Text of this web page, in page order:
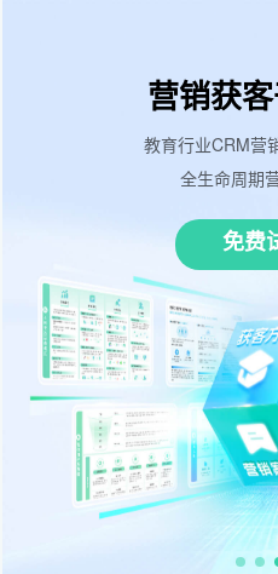
营销获
教育行业CRM营
全生命周期
免费